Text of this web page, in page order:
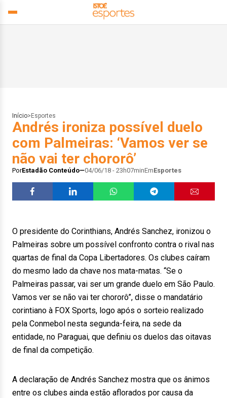
Início> Esportes
Andrés ironiza possível duelo
com Palmeiras: ‘Vamos ver se
não vai ter chororô’
PorEstadão Conteúdo 04/06/18 - 23h07minEmEsportes
O presidente do Corinthians, Andrés Sanchez, ironizou o
Palmeiras sobre um possível confronto contra o rival nas
quartas de final da Copa Libertadores. Os clubes caíram
do mesmo lado da chave nos mata-matas. “Se o
Palmeiras passar, vai ser um grande duelo em São Paulo.
Vamos ver se não vai ter chororô”, disse o mandatário
corintiano à FOX Sports, logo após o sorteio realizado
pela Conmebol nesta segunda-feira, na sede da
entidade, no Paraguai, que definiu os duelos das oitavas
de final da competição.
A declaração de Andrés Sanchez mostra que os ânimos
entre os clubes ainda estão aflorados por causa da